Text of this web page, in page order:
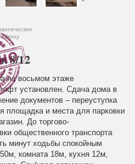
8/12
на восьмом этаже
установлен. Сдача дома в
документов – переуступка
площадка и места для парковки
До торгово-
общественного транспорта
минут ходьбы спокойным
комната 18м, кухня 12м,